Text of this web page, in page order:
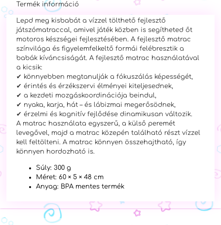
Termék információ
Lepd meg kisbabát a vízzel tölthető fejlesztő
játszómatraccal, amivel játék közben is segítheted őt
motoros készségei fejlesztésében. A fejlesztő matrac
színvilága és figyelemfelkeltőformái felébresztik a
babák kíváncsiságát. A fejlesztő matrac használatával
a kicsik:
✔ könnyebben megtanulják a fókuszálás képességét,
✔ érintés és érzékszervi élményei kiteljesednek,
✔ a kezdeti mozgáskoordinációja beindul,
✔ nyaka, karja, hát – és lábizmai megerősödnek,
✔ érzelmi és kognitív fejlődése dinamikusan változik.
A matrac használata egyszerű, a külső peremét
levegővel, majd a matrac közepén található résztvízzel
kell feltölteni. A matrac könnyen összehajtható, így
könnyen hordozható is.
Súly: 300 g
Méret: 60 × 5 × 48 cm
Anyag: BPA mentes termék